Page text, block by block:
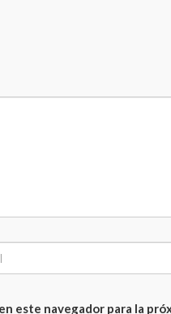
este navegador para la